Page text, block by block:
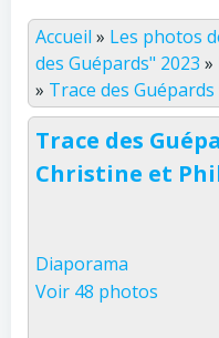
Accueil » Les photos
des Guépards" 2023 »
» Trace des Guépards
Trace des
Christine et
Diaporama
Voir 48 photos